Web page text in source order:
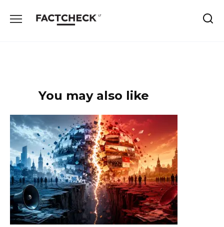
You may also like